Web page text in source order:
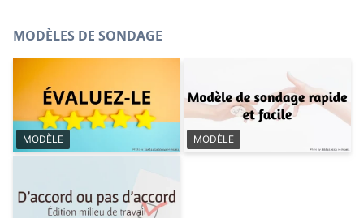
MODÈLES DE SONDAGE
MODÈLE MODÈLE